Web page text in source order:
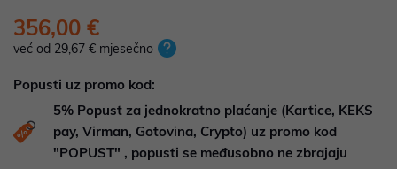
356,00 €
već od 29,67 € mjesečno
Popusti uz promo kod:
5% Popust za jednokratno plaćanje (Kartice, KEKS
pay, Virman, Gotovina, Crypto) uz promo kod
"POPUST" , popusti se međusobno ne zbrajaju